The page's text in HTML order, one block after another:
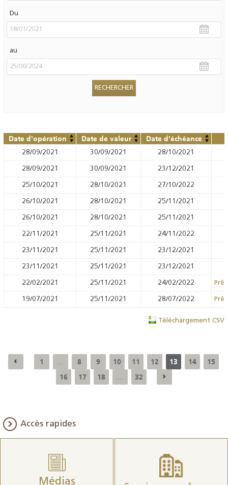
Du
au
Date d'opération Date de valeur Date d'échéance
28/09/2021 30/09/2021 28/10/2021
28/09/2021 30/09/2021 23/12/2021
25/10/2021 28/10/2021 27/10/2022
26/10/2021 28/10/2021 25/11/2021
26/10/2021 28/10/2021 25/11/2021
22/11/2021 25/11/2021 24/11/2022
23/11/2021 25/11/2021 23/12/2021
23/11/2021 25/11/2021 23/12/2021
22/02/2021 25/11/2021 24/02/2022
19/07/2021 25/11/2021 28/07/2022
Téléchargement CSV
1 8 9 10 11 12 13 14
15
16
17 18 32
Accès rapides
Médias